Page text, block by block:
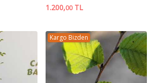
1.200,00TL
Kargo Bizden